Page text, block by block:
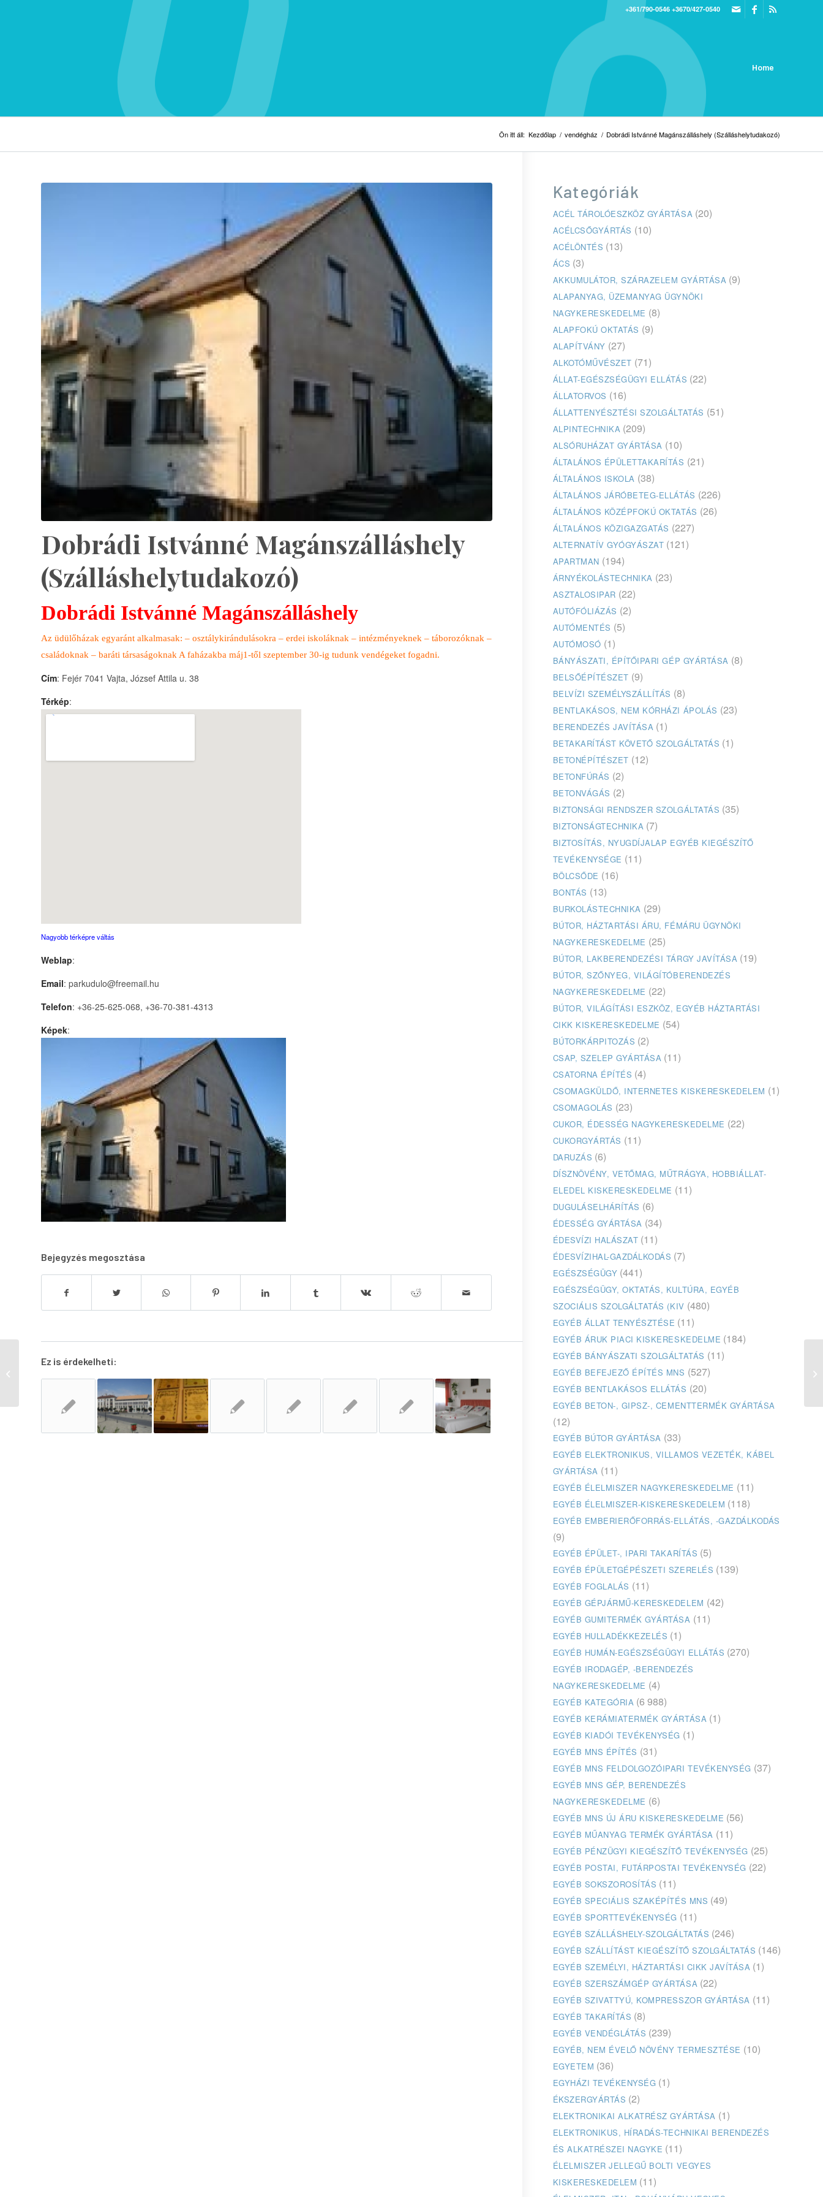
+361/790-0546 +3670/427-0540
Home
Ön itt áll: Kezdőlap / vendégház / Dobrádi Istvánné Magánszálláshely (Szálláshelytudakozó)
Dobrádi Istvánné Magánszálláshely
(Szálláshelytudakozó)
Dobrádi Istvánné Magánszálláshely
Az üdülőházak egyaránt alkalmasak: – osztálykirándulásokra – erdei iskoláknak – intézményeknek – táborozóknak –
családoknak – baráti társaságoknak A faházakba máj1-től szeptember 30-ig tudunk vendégeket fogadni.
Cím: Fejér 7041 Vajta, József Attila u. 38
Térkép:
Nagyobb térképre váltás
Weblap:
Email: parkudulo@freemail.hu
Telefon: +36-25-625-068, +36-70-381-4313
Képek:
Bejegyzés megosztása
Ez is érdekelheti:
Kategóriák
ACÉL TÁROLÓESZKÖZ GYÁRTÁSA (20)
ACÉLCSŐGYÁRTÁS (10)
ACÉLÖNTÉS (13)
ÁCS (3)
AKKUMULÁTOR, SZÁRAZELEM GYÁRTÁSA (9)
ALAPANYAG, ÜZEMANYAG ÜGYNÖKI
NAGYKERESKEDELME (8)
ALAPFOKÚ OKTATÁS (9)
ALAPÍTVÁNY (27)
ALKOTÓMŰVÉSZET (71)
ÁLLAT-EGÉSZSÉGÜGYI ELLÁTÁS (22)
ÁLLATORVOS (16)
ÁLLATTENYÉSZTÉSI SZOLGÁLTATÁS (51)
ALPINTECHNIKA (209)
ALSÓRUHÁZAT GYÁRTÁSA (10)
ÁLTALÁNOS ÉPÜLETTAKARÍTÁS (21)
ÁLTALÁNOS ISKOLA (38)
ÁLTALÁNOS JÁRÓBETEG-ELLÁTÁS (226)
ÁLTALÁNOS KÖZÉPFOKÚ OKTATÁS (26)
ÁLTALÁNOS KÖZIGAZGATÁS (227)
ALTERNATÍV GYÓGYÁSZAT (121)
APARTMAN (194)
ÁRNYÉKOLÁSTECHNIKA (23)
ASZTALOSIPAR (22)
AUTÓFÓLIÁZÁS (2)
AUTÓMENTÉS (5)
AUTÓMOSÓ (1)
BÁNYÁSZATI, ÉPÍTŐIPARI GÉP GYÁRTÁSA (8)
BELSŐÉPÍTÉSZET (9)
BELVÍZI SZEMÉLYSZÁLLÍTÁS (8)
BENTLAKÁSOS, NEM KÓRHÁZI ÁPOLÁS (23)
BERENDEZÉS JAVÍTÁSA (1)
BETAKARÍTÁST KÖVETŐ SZOLGÁLTATÁS (1)
BETONÉPÍTÉSZET (12)
BETONFÚRÁS (2)
BETONVÁGÁS (2)
BIZTONSÁGI RENDSZER SZOLGÁLTATÁS (35)
BIZTONSÁGTECHNIKA (7)
BIZTOSÍTÁS, NYUGDÍJALAP EGYÉB KIEGÉSZÍTŐ
TEVÉKENYSÉGE (11)
BÖLCSŐDE (16)
BONTÁS (13)
BURKOLÁSTECHNIKA (29)
BÚTOR, HÁZTARTÁSI ÁRU, FÉMÁRU ÜGYNÖKI
NAGYKERESKEDELME (25)
BÚTOR, LAKBERENDEZÉSI TÁRGY JAVÍTÁSA (19)
BÚTOR, SZŐNYEG, VILÁGÍTÓBERENDEZÉS
NAGYKERESKEDELME (22)
BÚTOR, VILÁGÍTÁSI ESZKÖZ, EGYÉB HÁZTARTÁSI
CIKK KISKERESKEDELME (54)
BÚTORKÁRPITOZÁS (2)
CSAP, SZELEP GYÁRTÁSA (11)
CSATORNA ÉPÍTÉS (4)
CSOMAGKÜLDŐ, INTERNETES KISKERESKEDELEM (1)
CSOMAGOLÁS (23)
CUKOR, ÉDESSÉG NAGYKERESKEDELME (22)
CUKORGYÁRTÁS (11)
DARUZÁS (6)
DÍSZNÖVÉNY, VETŐMAG, MŰTRÁGYA, HOBBIÁLLAT-
ELEDEL KISKERESKEDELME (11)
DUGULÁSELHÁRÍTÁS (6)
ÉDESSÉG GYÁRTÁSA (34)
ÉDESVÍZI HALÁSZAT (11)
ÉDESVÍZIHAL-GAZDÁLKODÁS (7)
EGÉSZSÉGÜGY (441)
EGÉSZSÉGÜGY, OKTATÁS, KULTÚRA, EGYÉB
SZOCIÁLIS SZOLGÁLTATÁS (KIV (480)
EGYÉB ÁLLAT TENYÉSZTÉSE (11)
EGYÉB ÁRUK PIACI KISKERESKEDELME (184)
EGYÉB BÁNYÁSZATI SZOLGÁLTATÁS (11)
EGYÉB BEFEJEZŐ ÉPÍTÉS MNS (527)
EGYÉB BENTLAKÁSOS ELLÁTÁS (20)
EGYÉB BETON-, GIPSZ-, CEMENTTERMÉK GYÁRTÁSA
(12)
EGYÉB BÚTOR GYÁRTÁSA (33)
EGYÉB ELEKTRONIKUS, VILLAMOS VEZETÉK, KÁBEL
GYÁRTÁSA (11)
EGYÉB ÉLELMISZER NAGYKERESKEDELME (11)
EGYÉB ÉLELMISZER-KISKERESKEDELEM (118)
EGYÉB EMBERIERŐFORRÁS-ELLÁTÁS, -GAZDÁLKODÁS
(9)
EGYÉB ÉPÜLET-, IPARI TAKARÍTÁS (5)
EGYÉB ÉPÜLETGÉPÉSZETI SZERELÉS (139)
EGYÉB FOGLALÁS (11)
EGYÉB GÉPJÁRMŰ-KERESKEDELEM (42)
EGYÉB GUMITERMÉK GYÁRTÁSA (11)
EGYÉB HULLADÉKKEZELÉS (1)
EGYÉB HUMÁN-EGÉSZSÉGÜGYI ELLÁTÁS (270)
EGYÉB IRODAGÉP, -BERENDEZÉS
NAGYKERESKEDELME (4)
EGYÉB KATEGÓRIA (6 988)
EGYÉB KERÁMIATERMÉK GYÁRTÁSA (1)
EGYÉB KIADÓI TEVÉKENYSÉG (1)
EGYÉB MNS ÉPÍTÉS (31)
EGYÉB MNS FELDOLGOZÓIPARI TEVÉKENYSÉG (37)
EGYÉB MNS GÉP, BERENDEZÉS
NAGYKERESKEDELME (6)
EGYÉB MNS ÚJ ÁRU KISKERESKEDELME (56)
EGYÉB MŰANYAG TERMÉK GYÁRTÁSA (11)
EGYÉB PÉNZÜGYI KIEGÉSZÍTŐ TEVÉKENYSÉG (25)
EGYÉB POSTAI, FUTÁRPOSTAI TEVÉKENYSÉG (22)
EGYÉB SOKSZOROSÍTÁS (11)
EGYÉB SPECIÁLIS SZAKÉPÍTÉS MNS (49)
EGYÉB SPORTTEVÉKENYSÉG (11)
EGYÉB SZÁLLÁSHELY-SZOLGÁLTATÁS (246)
EGYÉB SZÁLLÍTÁST KIEGÉSZÍTŐ SZOLGÁLTATÁS (146)
EGYÉB SZEMÉLYI, HÁZTARTÁSI CIKK JAVÍTÁSA (1)
EGYÉB SZERSZÁMGÉP GYÁRTÁSA (22)
EGYÉB SZIVATTYÚ, KOMPRESSZOR GYÁRTÁSA (11)
EGYÉB TAKARÍTÁS (8)
EGYÉB VENDÉGLÁTÁS (239)
EGYÉB, NEM ÉVELŐ NÖVÉNY TERMESZTÉSE (10)
EGYETEM (36)
EGYHÁZI TEVÉKENYSÉG (1)
ÉKSZERGYÁRTÁS (2)
ELEKTRONIKAI ALKATRÉSZ GYÁRTÁSA (1)
ELEKTRONIKUS, HÍRADÁS-TECHNIKAI BERENDEZÉS
ÉS ALKATRÉSZEI NAGYKE (11)
ÉLELMISZER JELLEGŰ BOLTI VEGYES
KISKERESKEDELEM (11)
Öreg Prés Butikhotel Szállás szép
kártyával Mór